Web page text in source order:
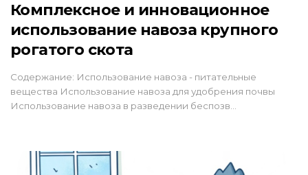
Комплексное и инновационное
использование навоза крупного
рогатого скота
Содержание: Использование навоза - питательные
вещества Использование навоза для удобрения почвы
Использование навоза в разведении беспозв…